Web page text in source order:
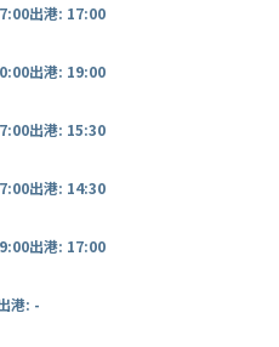
出港: 17:00
出港: 19:00
出港: 15:30
出港: 14:30
出港: 17:00
港: -